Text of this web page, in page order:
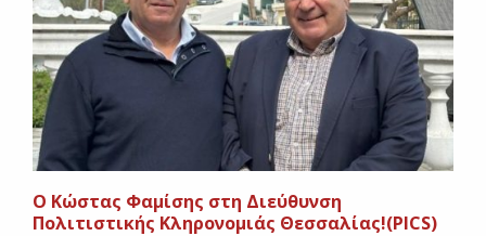
Ο Κώστας Φαμίσης στη Διεύθυνση
Πολιτιστικής Κληρονομιάς Θεσσαλίας!(PICS)